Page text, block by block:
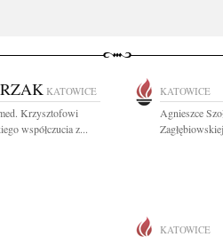
KATOWICE
Krzysztofowi
współczucia z...
KATOWICE
Agnieszce
KATOWICE